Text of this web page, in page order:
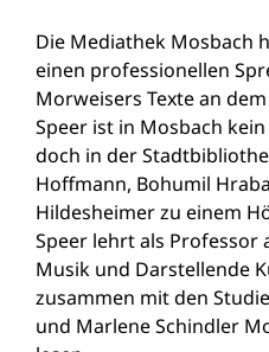
Die Mediathek Mosbach
einen professionellen
Morweisers Texte an
Speer ist in Mosbach
doch in der
Hoffmann, Bohumil
Hildesheimer zu einem
Speer lehrt als Professor
Musik und Darstellende
zusammen mit den
und Marlene Schindler